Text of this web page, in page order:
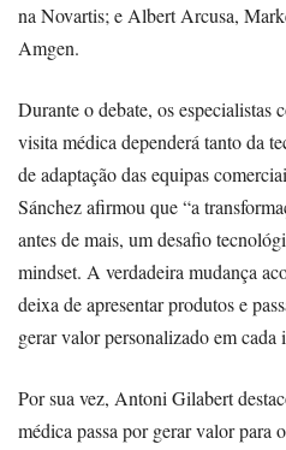
na Novartis; e Albert Arcusa,
Amgen.
Durante o debate, os especialistas
visita médica dependerá tanto da
de adaptação das equipas
Sánchez afirmou que “a
antes de mais, um desafio
mindset. A verdadeira mudança
deixa de apresentar produtos e
gerar valor personalizado em cada
Por sua vez, Antoni Gilabert
médica passa por gerar valor para